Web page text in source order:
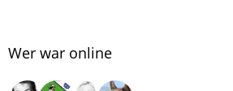
Wer war online